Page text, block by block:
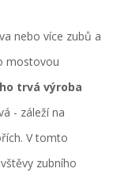
nebo více zubů a
mostovou
trvá výroba
- záleží na
V tomto
zubního